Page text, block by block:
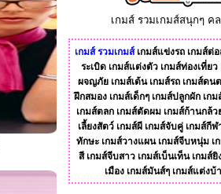
เกมส์ รวมเกมส์สนุกๆ ค
เกมส์ รวมเกมส์ เกมส์แข่งรถ เกมส์ต่อ
ระเบิด เกมส์แต่งตัว เกมส์ท่องเที่ยว
ผจญภัย เกมส์เต้น เกมส์รถ เกมส์ดน
ฝึกสมอง เกมส์เด็กๆ เกมส์ปลูกผัก เก
เกมส์ตลก เกมส์ตัดผม เกมส์ก้านกล้ว
เลี้ยงสัตว์ เกมส์ผี เกมส์จับคู่ เกมส์กีฬ
ทักษะ เกมส์วางแผน เกมส์จีบหนุ่ม เ
สี เกมส์จีบสาว เกมส์เบ็นเท็น เกมส์ยิ
เมือง เกมส์มันส์ๆ เกมส์แต่งบ้